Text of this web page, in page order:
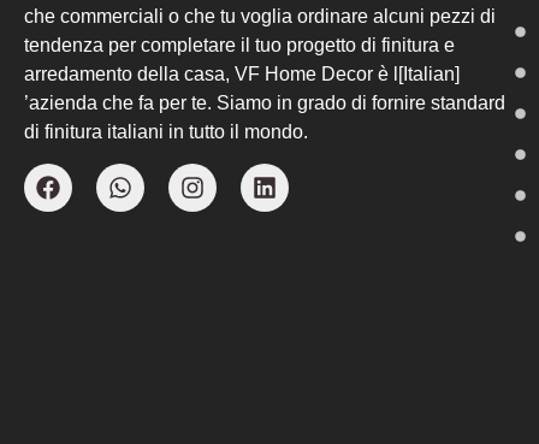
che commerciali o che tu voglia ordinare alcuni pezzi di
tendenza per completare il tuo progetto di finitura e
arredamento della casa, VF Home Decor è l[Italian]
’azienda che fa per te. Siamo in grado di fornire standard
di finitura italiani in tutto il mondo.